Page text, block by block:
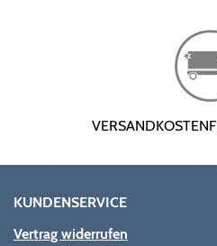
KUNDENSERVICE
Vertrag widerrufen